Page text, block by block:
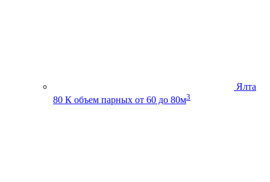
Ялта
80 К объем парных от 60 до 80м3